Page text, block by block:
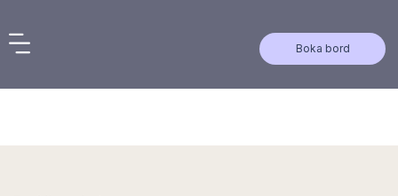
till
innehåll
Boka bord